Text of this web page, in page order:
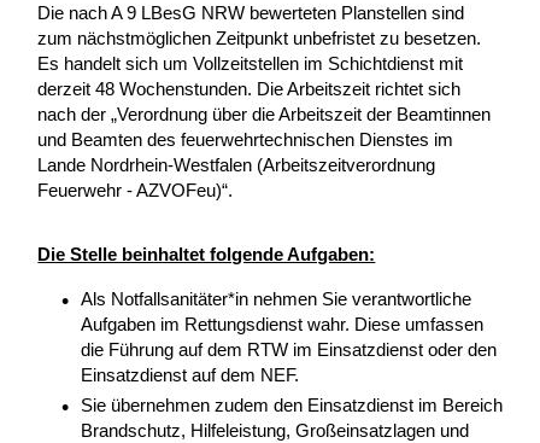
Die nach A 9 LBesG NRW bewerteten Planstellen sind
zum nächstmöglichen Zeitpunkt unbefristet zu besetzen.
Es handelt sich um Vollzeitstellen im Schichtdienst mit
derzeit 48 Wochenstunden. Die Arbeitszeit richtet sich
nach der „Verordnung über die Arbeitszeit der Beamtinnen
und Beamten des feuerwehrtechnischen Dienstes im
Lande Nordrhein-Westfalen (Arbeitszeitverordnung
Feuerwehr - AZVOFeu)“.
Die Stelle beinhaltet folgende Aufgaben:
Als Notfallsanitäter*in nehmen Sie verantwortliche
Aufgaben im Rettungsdienst wahr. Diese umfassen
die Führung auf dem RTW im Einsatzdienst oder den
Einsatzdienst auf dem NEF.
Sie übernehmen zudem den Einsatzdienst im Bereich
Brandschutz, Hilfeleistung, Großeinsatzlagen und